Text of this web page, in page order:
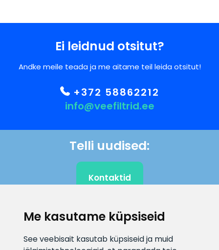
Me kasutame küpsiseid
See veebisait kasutab küpsiseid ja muid
Ei leidnud otsitut?
Andke meile teada ja me aitame teil leida otsitut!
+372 58862212
info@veefiltrid.ee
Telli uudised:
Kontaktid